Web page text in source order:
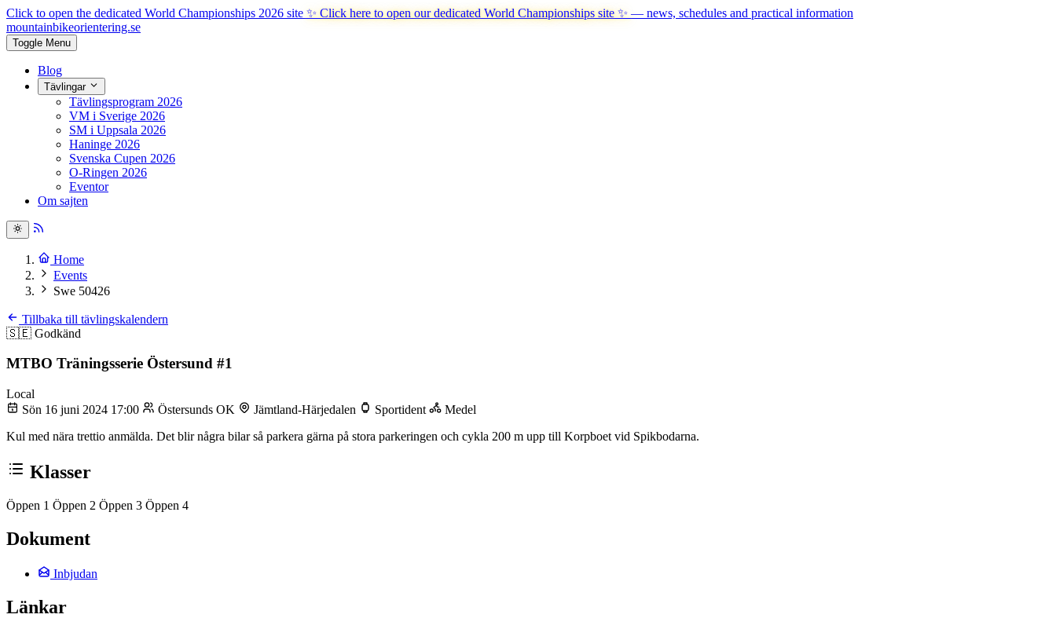
Click to open the dedicated World Championships 2026 site ✨ Click here to open our dedicated World Championships site ✨— news, schedules and practical information
mountainbikeorientering.se
Toggle Menu
Blog
Tävlingar
Tävlingsprogram 2026
VM i Sverige 2026
SM i Uppsala 2026
Haninge 2026
Svenska Cupen 2026
O-Ringen 2026
Eventor
Om sajten
Home
Events
Swe 50426
Tillbaka till tävlingskalendern
🇸🇪 Godkänd
MTBO Träningsserie Östersund #1
Local
Sön 16 juni 2024 17:00
Östersunds OK Jämtland-Härjedalen Sportident
Medel
Kul med nära trettio anmälda. Det blir några bilar så parkera gärna på stora parkeringen och cykla 200 m upp till Korpboet vid Spikbodarna.
Klasser
Öppen 1 Öppen 2 Öppen 3 Öppen 4
Dokument
Inbjudan
Länkar